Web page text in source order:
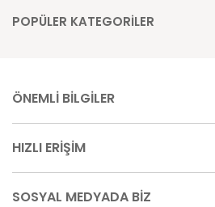
POPÜLER KATEGORİLER
ÖNEMLİ BİLGİLER
HIZLI ERİŞİM
SOSYAL MEDYADA BİZ